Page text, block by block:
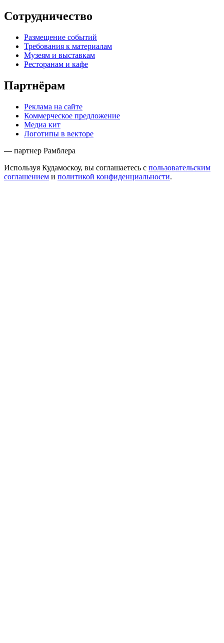
Сотрудничество
Размещение событий
Требования к материалам
Музеям и выставкам
Ресторанам и кафе
Партнёрам
Реклама на сайте
Коммерческое предложение
Медиа кит
Логотипы в векторе
— партнер Рамблера
Используя Кудамоскоу, вы соглашаетесь с пользовательским
соглашением и политикой конфиденциальности.